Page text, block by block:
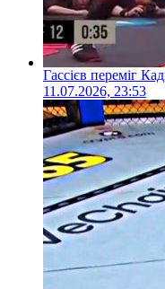
Гассієв переміг
11.07.2026, 23:53